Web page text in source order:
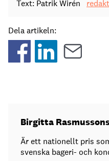
Text: Patrik Wirén
Dela artikeln:
Birgitta
Är ett nationellt pris
svenska bageri- och